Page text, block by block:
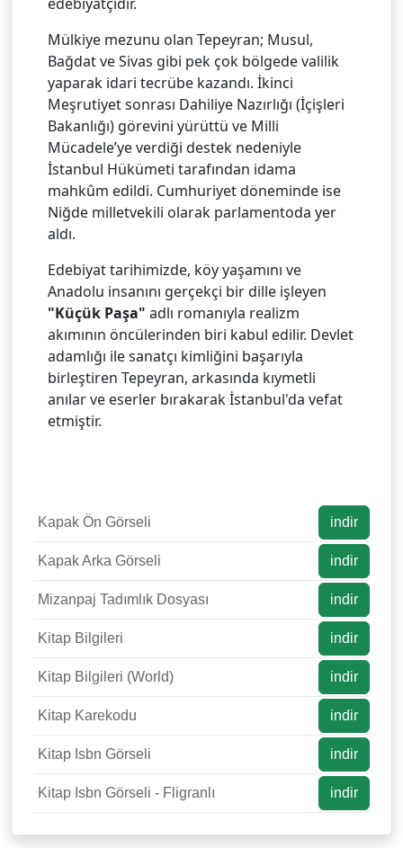
Mülkiye mezunu olan Tepeyran; Musul,
Bağdat ve Sivas gibi pek çok bölgede valilik
yaparak idari tecrübe kazandı. İkinci
Meşrutiyet sonrası Dahiliye Nazırlığı (İçişleri
Bakanlığı) görevini yürüttü ve Milli
Mücadele’ye verdiği destek nedeniyle
İstanbul Hükümeti tarafından idama
mahkûm edildi. Cumhuriyet döneminde ise
Niğde milletvekili olarak parlamentoda yer
aldı.
Edebiyat tarihimizde, köy yaşamını ve
Anadolu insanını gerçekçi bir dille işleyen
"Küçük Paşa" adlı romanıyla realizm
akımının öncülerinden biri kabul edilir. Devlet
adamlığı ile sanatçı kimliğini başarıyla
birleştiren Tepeyran, arkasında kıymetli
anılar ve eserler bırakarak İstanbul'da vefat
etmiştir.
Kapak Ön Görseli indir
Kapak Arka Görseli indir
Mizanpaj Tadımlık Dosyası indir
Kitap Bilgileri indir
Kitap Bilgileri (World) indir
Kitap Karekodu indir
Kitap Isbn Görseli indir
Kitap Isbn Görseli - Fligranlı indir